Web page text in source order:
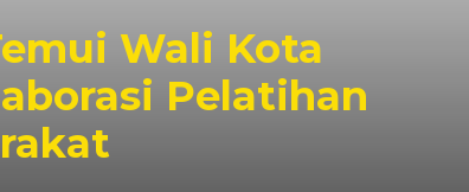
Wali Kota
Pelatihan